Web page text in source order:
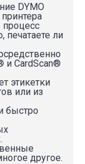
DYMO
процесс
печатаете ли
и CardScan®
этикетки
или из
быстро
другое.